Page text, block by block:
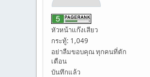
หัวหน้าแก๊งเสียว
กระทู้: 1,049
อย่าลืมขอบคุณ ทุกคนที่ตัก
เตือน
บันทึกแล้ว